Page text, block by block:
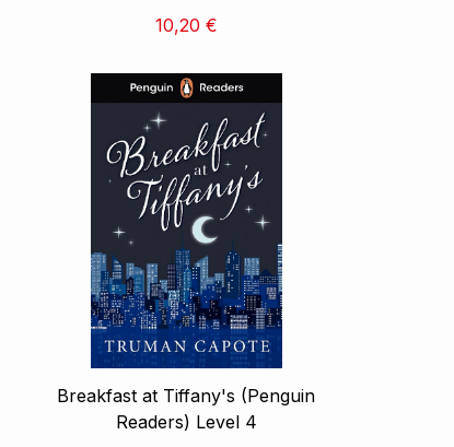
10,20 €
Breakfast at Tiffany's (Penguin
Readers) Level 4